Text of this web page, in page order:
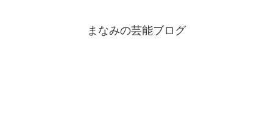
まなみの芸能ブログ